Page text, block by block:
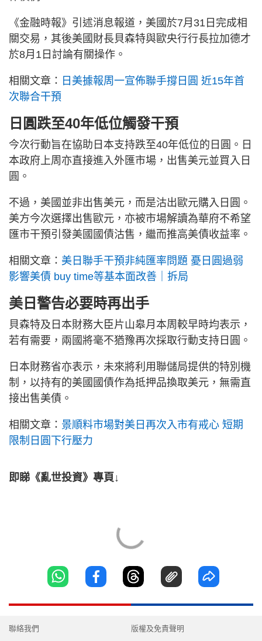
《金融時報》引述消息報道，美國於7月31日完成相
關交易，其後美國財長貝森特與歐央行行長拉加德才
於8月1日討論有關操作。
相關文章： 日美據報周一宣佈聯手撐日圓 近15年首
次聯合干預
日圓跌至40年低位觸發干預
今次行動旨在協助日本支持跌至40年低位的日圓。日
本政府上周亦直接進入外匯市場，出售美元並買入日
圓。
不過，美國並非出售美元，而是沽出歐元購入日圓。
美方今次選擇出售歐元，亦被市場解讀為華府不希望
匯市干預引發美國國債沽售，繼而推高美債收益率。
相關文章： 美日聯手干預非純匯率問題 憂日圓過弱
影響美債 buy time等基本面改善｜拆局
美日警告必要時再出手
貝森特及日本財務大臣片山皋月本周較早時均表示，
若有需要，兩國將毫不猶豫再次採取行動支持日圓。
日本財務省亦表示，未來將利用聯儲局提供的特別機
制，以持有的美國國債作為抵押品換取美元，無需直
接出售美債。
相關文章： 景順料市場對美日再次入市有戒心 短期
限制日圓下行壓力
即睇《亂世投資》專頁↓
聯絡我們 版權及免責聲明